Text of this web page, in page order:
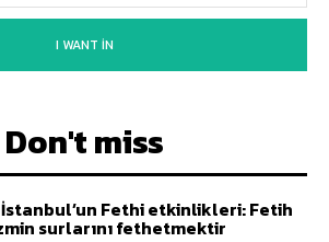
I WANT IN
Don't miss
İstanbul’un Fethi etkinlikleri: Fetih
surlarını fethetmektir